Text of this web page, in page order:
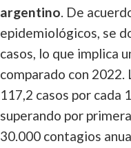
argentino. De
epidemiológicos, se
casos, lo que implica
comparado con 2022.
117,2 casos por cada
superando por
30.000 contagios